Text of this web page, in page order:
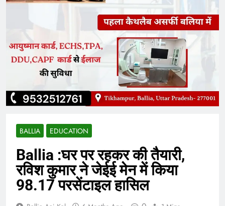
BALLIA EDUCATION
Ballia :घर पर रहकर की तैयारी,
रविश कुमार ने जेईई मेन में किया
98.17 परसेंटाइल हासिल